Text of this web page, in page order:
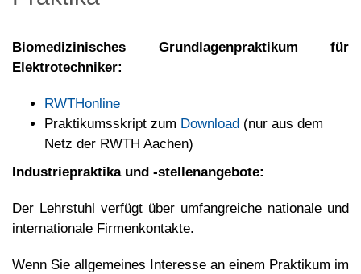
Biomedizinisches Grundlagenpraktikum für
Elektrotechniker:
RWTHonline
Praktikumsskript zum Download (nur aus dem
Netz der RWTH Aachen)
Industriepraktika und -stellenangebote:
Der Lehrstuhl verfügt über umfangreiche nationale und
internationale Firmenkontakte.
Wenn Sie allgemeines Interesse an einem Praktikum im